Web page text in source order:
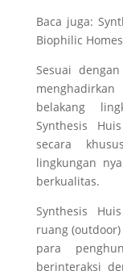
Baca juga:
Biophilic
Sesuai
belakang
Synthesis
secara
lingkungan
berkualitas.
Synthesis
ruang
para
berinteraksi